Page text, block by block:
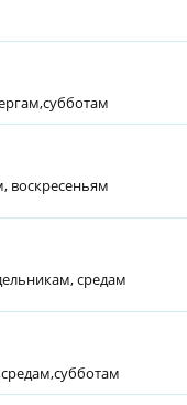
воскресеньям
средам